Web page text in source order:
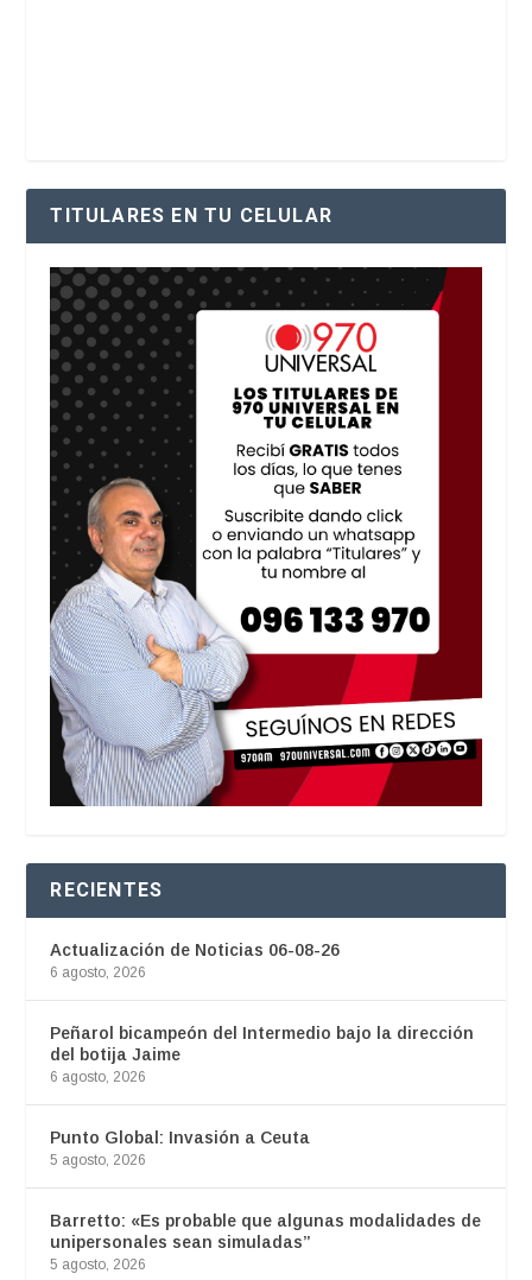
TITULARES EN TU CELULAR
RECIENTES
Actualización de Noticias 06-08-26
6 agosto, 2026
Peñarol bicampeón del Intermedio bajo la dirección
del botija Jaime
6 agosto, 2026
Punto Global: Invasión a Ceuta
5 agosto, 2026
Barretto: «Es probable que algunas modalidades de
unipersonales sean simuladas”
5 agosto, 2026